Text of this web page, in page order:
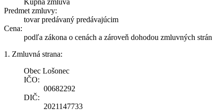
Predmet zmluvy:
tovar predávaný predávajúcim
Cena:
podľa zákona o cenách a zároveň dohodou zmluvných strán
1. Zmluvná strana:
Obec Lošonec
IČO:
00682292
DIČ:
2021147733